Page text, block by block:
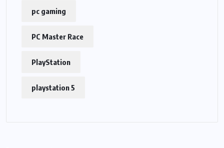
pc gaming
PC Master Race
PlayStation
playstation 5